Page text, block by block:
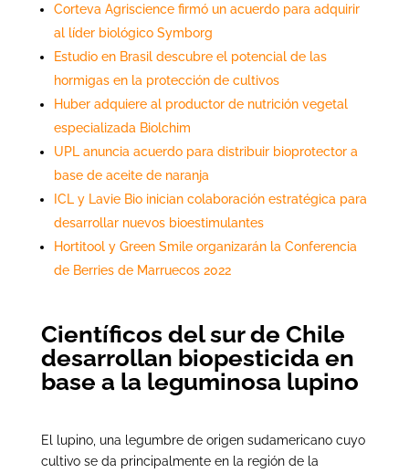
Corteva Agriscience firmó un acuerdo para adquirir
al líder biológico Symborg
Estudio en Brasil descubre el potencial de las
hormigas en la protección de cultivos
Huber adquiere al productor de nutrición vegetal
especializada Biolchim
UPL anuncia acuerdo para distribuir bioprotector a
base de aceite de naranja
ICL y Lavie Bio inician colaboración estratégica para
desarrollar nuevos bioestimulantes
Hortitool y Green Smile organizarán la Conferencia
de Berries de Marruecos 2022
Científicos del sur de Chile
desarrollan biopesticida en
base a la leguminosa lupino
El lupino, una legumbre de origen sudamericano cuyo
cultivo se da principalmente en la región de la